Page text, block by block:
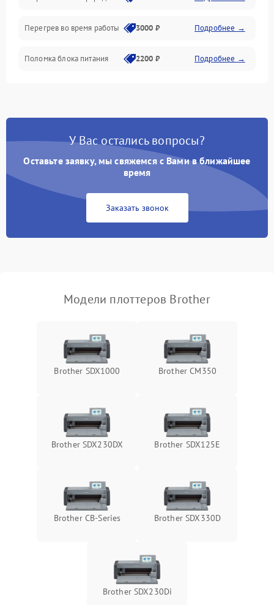
Корпус/Герметичность
Интерфейсы
Перегрев во время работы 3000 ₽ Подробнее →
Поломка блока питания 2200 ₽ Подробнее →
У Вас остались вопросы?
Оставьте заявку, мы свяжемся с Вами в ближайшее
время
Заказать звонок
Модели плоттеров Brother
Brother SDX1000 Brother CM350
Brother SDX230DX Brother SDX125E
Brother CB-Series Brother SDX330D
Brother SDX230Di